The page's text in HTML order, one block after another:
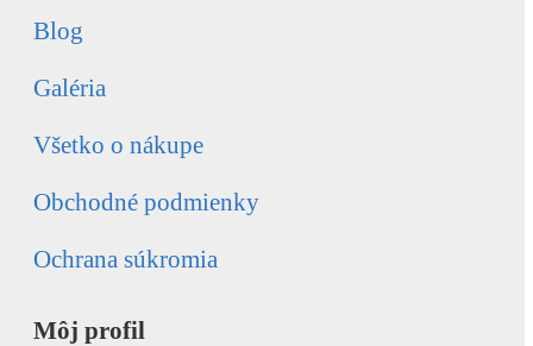
Blog
Galéria
Všetko o nákupe
Obchodné podmienky
Ochrana súkromia
Môj profil